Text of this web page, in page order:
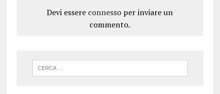
Devi essere connesso per inviare un
commento.